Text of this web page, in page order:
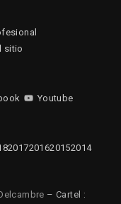
sitio
Youtube
2017201620152014
– Cartel :